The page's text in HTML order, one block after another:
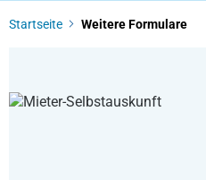
Startseite Weitere Formulare